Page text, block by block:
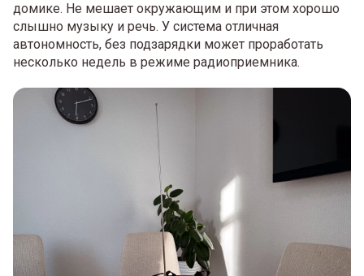
домике. Не мешает окружающим и при этом хорошо
слышно музыку и речь. У система отличная
автономность, без подзарядки может проработать
несколько недель в режиме радиоприемника.